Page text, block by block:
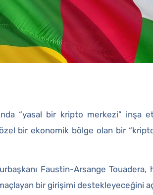
“yasal bir kripto merkezi” inşa
bir ekonomik bölge olan bir
Faustin-Arsange
bir girişimi destekleyeceğini